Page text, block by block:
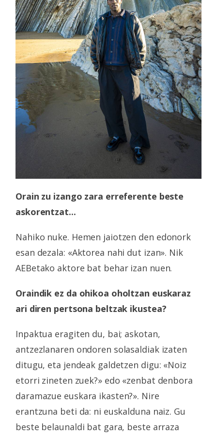
Orain zu izango zara erreferente beste
askorentzat...
Nahiko nuke. Hemen jaiotzen den edonork
esan dezala: «Aktorea nahi dut izan». Nik
AEBetako aktore bat behar izan nuen.
Oraindik ez da ohikoa oholtzan euskaraz
ari diren pertsona beltzak ikustea?
Inpaktua eragiten du, bai; askotan,
antzezlanaren ondoren solasaldiak izaten
ditugu, eta jendeak galdetzen digu: «Noiz
etorri zineten zuek?» edo «zenbat denbora
daramazue euskara ikasten?». Nire
erantzuna beti da: ni euskalduna naiz. Gu
beste belaunaldi bat gara, beste arraza